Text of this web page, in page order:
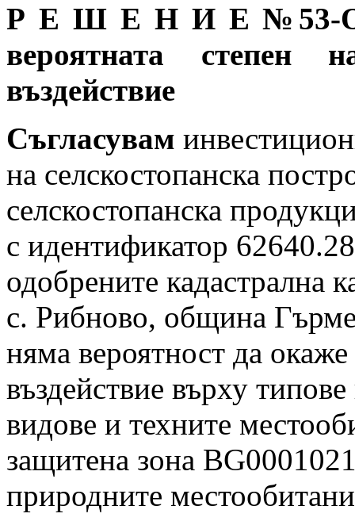
Р Е Ш Е Н И Е №53-ОС/
вероятната степен
въздействие
Съгласувам
на селскостопанска
селскостопанска
с идентификатор
одобрените кадастрална
с. Рибново, община
няма вероятност да
въздействие върху
видове и техните
защитена зона
природните